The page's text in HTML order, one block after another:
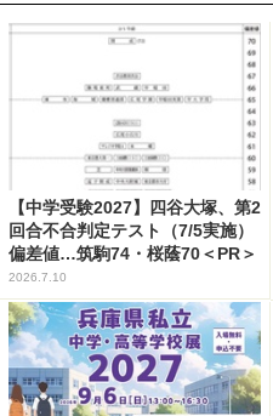
【中学受験2027】四谷大塚、第2
回合不合判定テスト（7/5実施）
偏差値…筑駒74・桜蔭70＜PR＞
2026.7.10